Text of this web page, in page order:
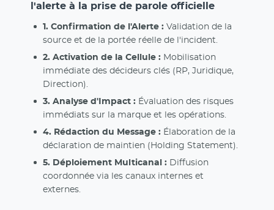
l'alerte à la prise de parole officielle
1. Confirmation de l'Alerte : Validation de la
source et de la portée réelle de l'incident.
2. Activation de la Cellule : Mobilisation
immédiate des décideurs clés (RP, Juridique,
Direction).
3. Analyse d'Impact : Évaluation des risques
immédiats sur la marque et les opérations.
4. Rédaction du Message : Élaboration de la
déclaration de maintien (Holding Statement).
5. Déploiement Multicanal : Diffusion
coordonnée via les canaux internes et
externes.